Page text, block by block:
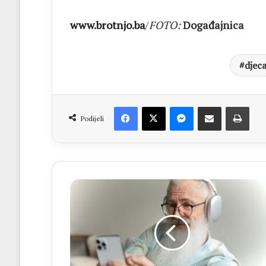
www.brotnjo.ba/FOTO:Događajnica
Podijeli
Facebook
X MessengerDijeli putem Emaila Printaj
ISTRAŽIVANJE
smanjiti
rizik
od